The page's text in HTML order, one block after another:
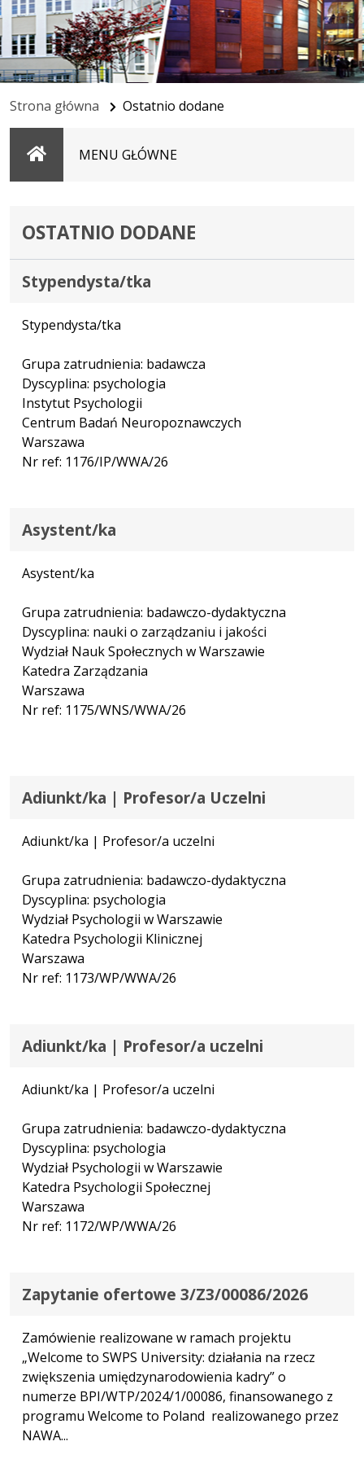
Strona główna Ostatnio dodane
StronaMENU GŁÓWNE
OSTATNIO DODANE
Stypendysta/tka
Stypendysta/tka
Grupa zatrudnienia: badawcza
Dyscyplina: psychologia
Instytut Psychologii
Centrum Badań Neuropoznawczych
Warszawa
Nr ref: 1176/IP/WWA/26
Asystent/ka
Asystent/ka
Grupa zatrudnienia: badawczo-dydaktyczna
Dyscyplina: nauki o zarządzaniu i jakości
Wydział Nauk Społecznych w Warszawie
Katedra Zarządzania
Warszawa
Nr ref: 1175/WNS/WWA/26
Adiunkt/ka | Profesor/a Uczelni
Adiunkt/ka | Profesor/a uczelni
Grupa zatrudnienia: badawczo-dydaktyczna
Dyscyplina: psychologia
Wydział Psychologii w Warszawie
Katedra Psychologii Klinicznej
Warszawa
Nr ref: 1173/WP/WWA/26
Adiunkt/ka | Profesor/a uczelni
Adiunkt/ka | Profesor/a uczelni
Grupa zatrudnienia: badawczo-dydaktyczna
Dyscyplina: psychologia
Wydział Psychologii w Warszawie
Katedra Psychologii Społecznej
Warszawa
Nr ref: 1172/WP/WWA/26
Zapytanie ofertowe 3/Z3/00086/2026
Zamówienie realizowane w ramach projektu
„Welcome to SWPS University: działania na rzecz
zwiększenia umiędzynarodowienia kadry” o
numerze BPI/WTP/2024/1/00086, finansowanego z
programu Welcome to Poland realizowanego przez
NAWA...